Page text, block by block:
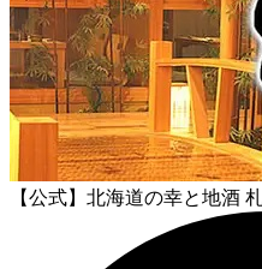
【公式】北海道の幸と地酒